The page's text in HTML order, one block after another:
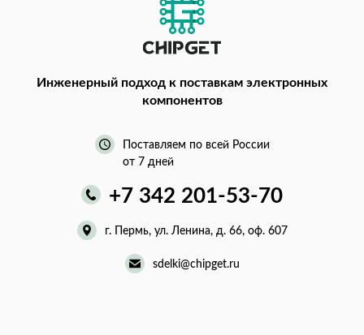
Инженерный подход к поставкам электронных
компонентов
Поставляем по всей России
от 7 дней
+7 342 201-53-70
г. Пермь, ул. Ленина, д. 66, оф. 607
sdelki@chipget.ru